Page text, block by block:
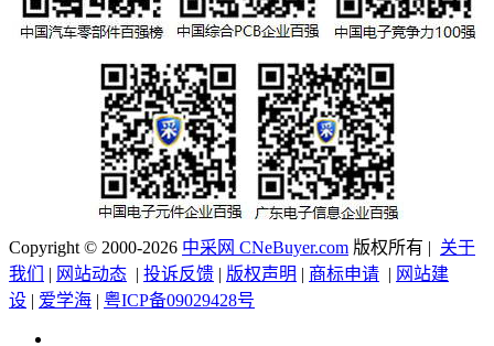
Copyright © 2000-2026 中采网 CNeBuyer.com 版权所有 | 关于
我们
| 网站动态 | 投诉反馈 | 版权声明 | 商标申请 | 网站建
设 | 爱学海 | 粤ICP备09029428号